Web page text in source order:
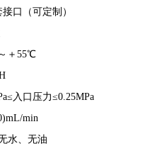
接口（可定制）
＋55℃
入口压力≤0.25MPa
min
水、无油